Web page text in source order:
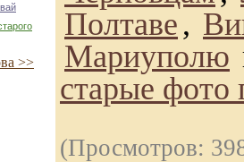
>>
Полтаве ,
Мариуполю
старые фото
(Просмотров: